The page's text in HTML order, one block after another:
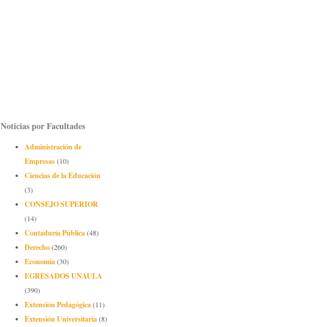
Noticias por Facultades
Administración de
Empresas(10)
Ciencias de la Educación
(3)
CONSEJO SUPERIOR
(14)
Contaduría Pública(48)
Derecho(260)
Economía(30)
EGRESADOS UNAULA
(390)
Extensión Pedagógica(11)
Extensión Universitaria(8)